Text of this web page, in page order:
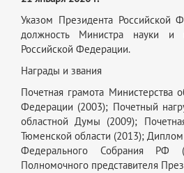
Указом Президента Российской
должность Министра науки и
Российской Федерации.
Награды и звания
Почетная грамота Министерства
Федерации (2003); Почетный
областной Думы (2009);
Тюменской области (2013);
Федерального Собрания РФ
Полномочного представителя